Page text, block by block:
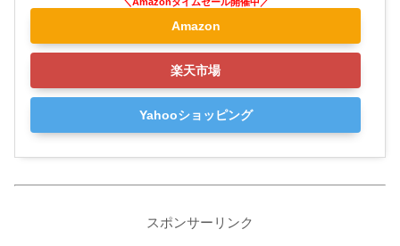
Amazon
楽天市場
Yahooショッピング
スポンサーリンク